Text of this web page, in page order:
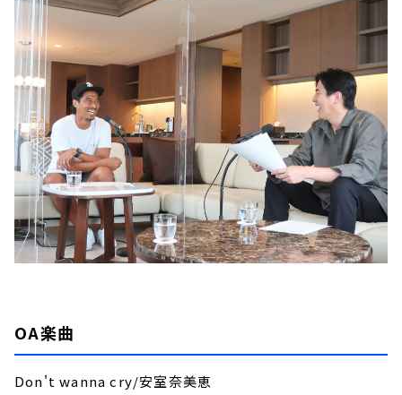
OA楽曲
Don't wanna cry/安室奈美恵